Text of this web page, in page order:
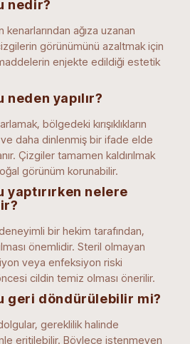
nedir?
ağıza uzanan
görünümünü azaltmak için
enjekte edildiği estetik
yapılır?
bölgedeki kırışıklıkların
daha dinlenmiş bir ifade elde
Çizgiler tamamen kaldırılmak
görünüm korunabilir.
yaptırırken nelere
bir hekim tarafından,
önemlidir. Steril olmayan
veya enfeksiyon riski
cildin temiz olması önerilir.
geri döndürülebilir mi?
gereklilik halinde
eritilebilir. Böylece istenmeyen